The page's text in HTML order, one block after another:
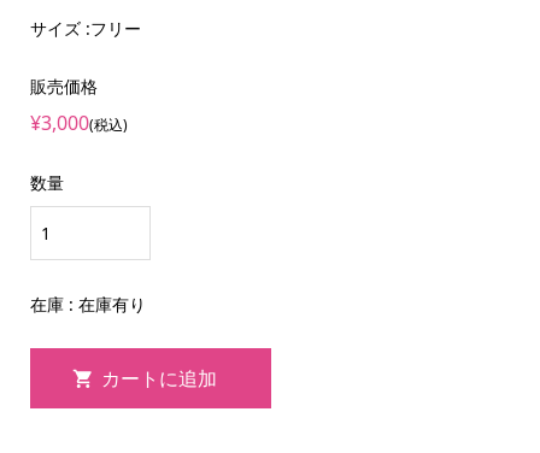
サイズ :フリー
販売価格
¥3,000(税込)
数量
在庫 : 在庫有り